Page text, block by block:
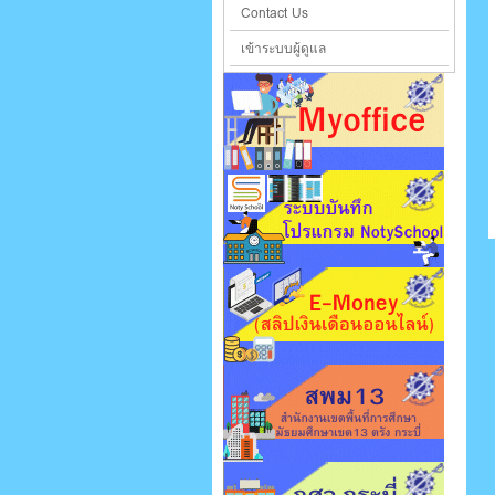
Contact Us
เข้าระบบผู้ดูแล